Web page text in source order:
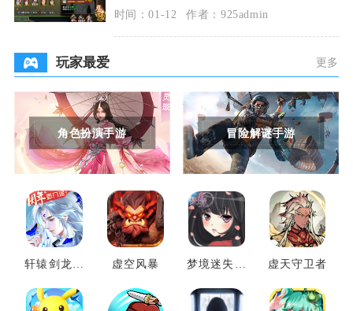
型后转升星，后期二者同步推进，这套资源
分配策略能让战
时间：01-12 作者：925admin
玩家最爱 更多
角色扮演手游 冒险解谜手游
轩辕剑龙舞
虚空风暴
梦境迷失之
虚天守卫者